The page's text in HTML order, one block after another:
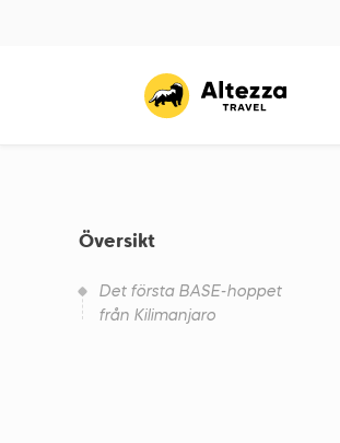
Översikt
Det första BASE-hoppet
från Kilimanjaro